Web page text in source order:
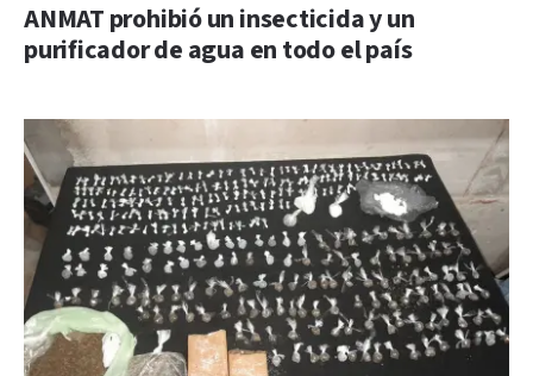
ANMAT prohibió un insecticida y un
purificador de agua en todo el país